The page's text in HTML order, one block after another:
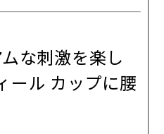
な刺激を楽し
ール カップに腰